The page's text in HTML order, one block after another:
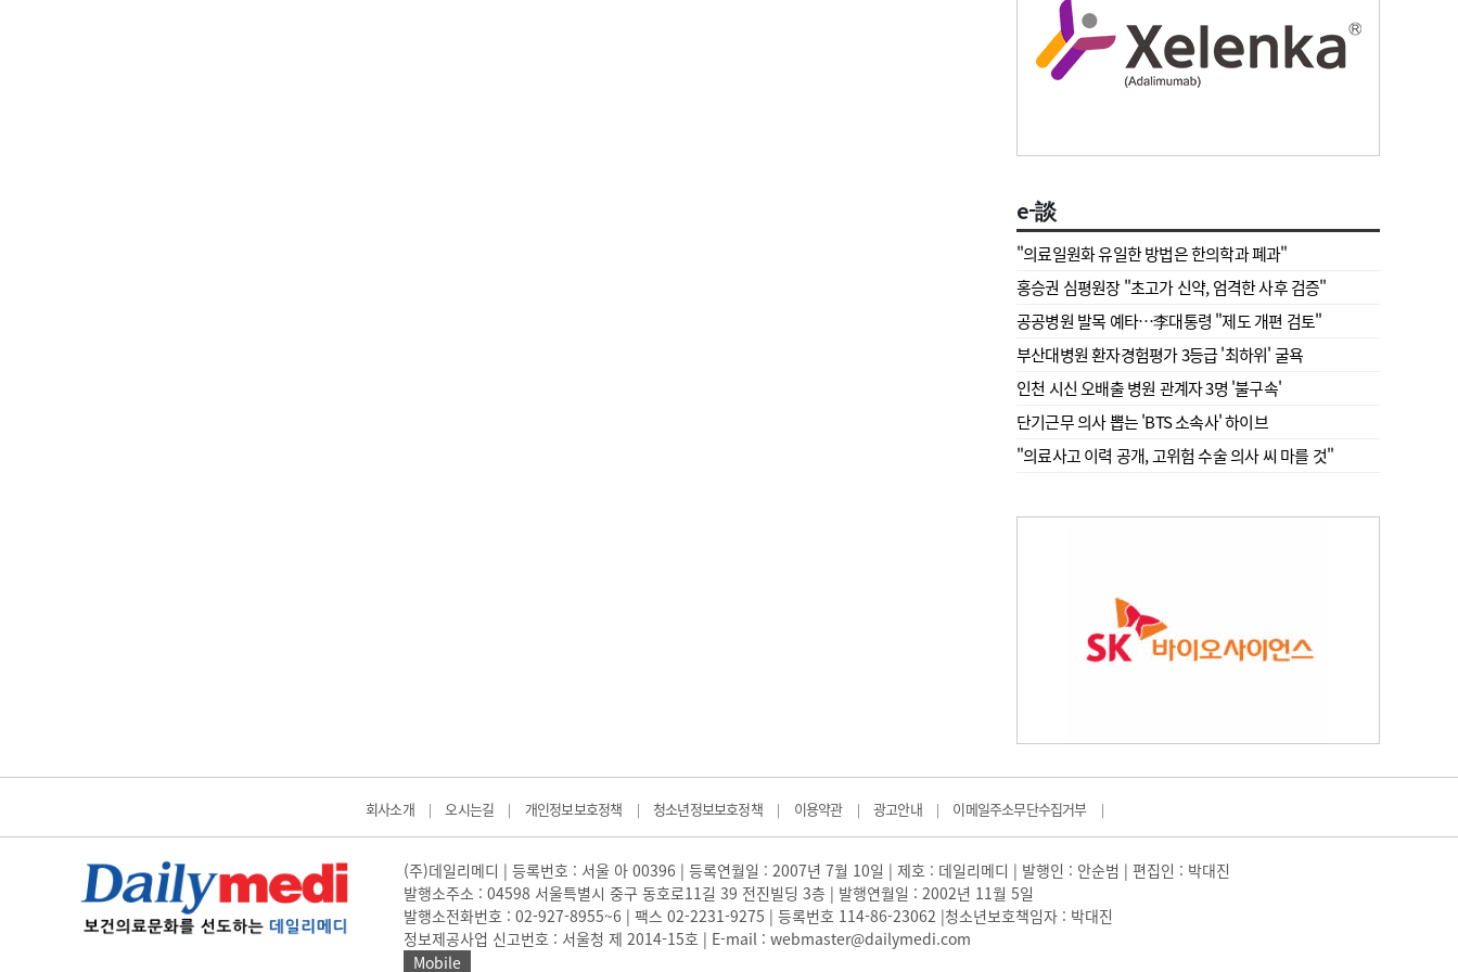
e-談
"의료일원화 유일한 방법은 한의학과 폐과"
홍승권 심평원장 " 초고가 신약, 엄격한 사후 검증"
공공병원 발목 예타…李대통령 "제도 개편 검토"
부산대병원 환자경험평가 3등급 '최하위' 굴욕
인천 시신 오배출 병원 관계자 3명 '불구속'
단기근무 의사 뽑는 'BTS 소속사' 하이브
"의료사고 이력 공개, 고위험 수술 의사 씨 마를 것"
회사소개 | 오시는길 | 개인정보보호정책 | 청소년정보보호정책 | 이용약관 | 광고안내 | 이메일주소무단수집거부 |
(주)데일리메디 | 등록번호 : 서울 아 00396 | 등록연월일 : 2007년 7월 10일 | 제호 : 데일리메디 | 발행인 : 안순범 | 편집인 : 박대진
발행소주소 : 04598 서울특별시 중구 동호로11길 39 전진빌딩 3층 | 발행연월일 : 2002년 11월 5일
발행소전화번호 : 02-927-8955~6 | 팩스 02-2231-9275 | 등록번호 114-86-23062 |청소년보호책임자 : 박대진
정보제공사업 신고번호 : 서울청 제 2014-15호 | E-mail : webmaster@dailymedi.com
Mobile